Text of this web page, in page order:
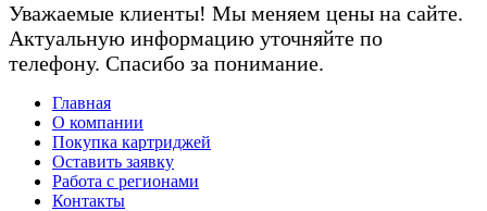
Уважаемые клиенты! Мы меняем цены на сайте.
Актуальную информацию уточняйте по
телефону. Спасибо за понимание.
Главная
О компании
Покупка картриджей
Оставить заявку
Работа с регионами
Контакты